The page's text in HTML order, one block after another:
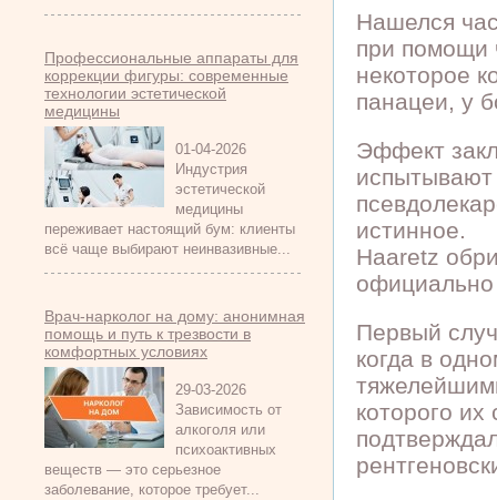
Профессиональные аппараты для
коррекции фигуры: современные
технологии эстетической
медицины
01-04-2026
Индустрия
эстетической
медицины
переживает настоящий бум: клиенты
всё чаще выбирают неинвазивные...
Врач-нарколог на дому: анонимная
помощь и путь к трезвости в
комфортных условиях
29-03-2026
Зависимость от
алкоголя или
психоактивных
веществ — это серьезное
заболевание, которое требует...
Нашелся
при помощи
некоторое
панацеи, у
Эффект
истинное.
Haaretz
официально
Первый
когда в
которого